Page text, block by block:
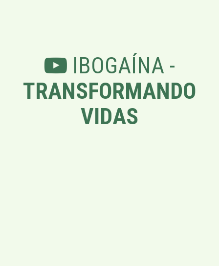
IBOGAÍNA -
TRANSFORMANDO
VIDAS